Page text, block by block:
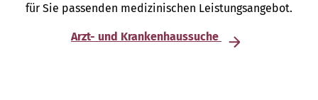
für Sie passenden medizinischen Leistungsangebot.
Arzt- und Krankenhaussuche